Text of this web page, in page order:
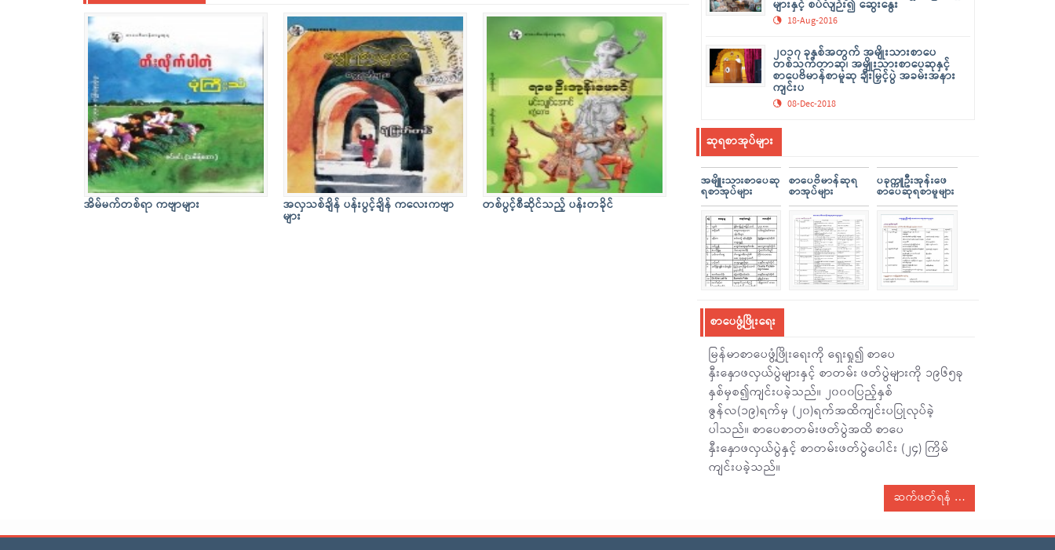
အိမ်မက်တစ်ရာ ကဗျာများ အလှသစ်ချိန် ပန်းပွင့်ချိန် ကလေးကဗျာ
များ
တစ်ပွင့်စီဆိုင်သည့် ပန်းတခိုင်
များနှင့် စပ်လျဉ်း၍ ဆွေးနွေး
18-Aug-2016
၂၀၁၇ ခုနှစ်အတွက် အမျိုးသားစာပေ
တစ်သက်တာဆု၊ အမျိုးသားစာပေဆုနှင့်
စာပေဗိမာန်စာမူဆု ချီးမြှင့်ပွဲ အခမ်းအနား
ကျင်းပ
08-Dec-2018
ဆုရစာအုပ်များ
အမျိူးသားစာပေဆု
ရစာအုပ်များ
စာပေဗိမာန်ဆုရ
စာအုပ်များ
ပခုက္ကူဦးအုန်းဖေ
စာပေဆုရစာမူများ
စာပေဖွံ့ဖြိုးရေး
မြန်မာစာပေဖွံ့ဖြိုးရေးကို ရှေးရှု၍ စာပေ
နှီးနှောဖလှယ်ပွဲများနှင့် စာတမ်း ဖတ်ပွဲများကို ၁၉၆၅ခု
နှစ်မှစ၍ကျင်းပခဲ့သည်။ ၂၀၀၀ပြည့်နှစ်
ဇွန်လ(၁၉)ရက်မှ (၂၀)ရက်အထိကျင်းပပြုလုပ်ခဲ့
ပါသည်။ စာပေစာတမ်းဖတ်ပွဲအထိ စာပေ
နှီးနှောဖလှယ်ပွဲနှင့် စာတမ်းဖတ်ပွဲပေါင်း (၂၄) ကြိမ်
ကျင်းပခဲ့သည်။
ဆက်ဖတ်ရန်